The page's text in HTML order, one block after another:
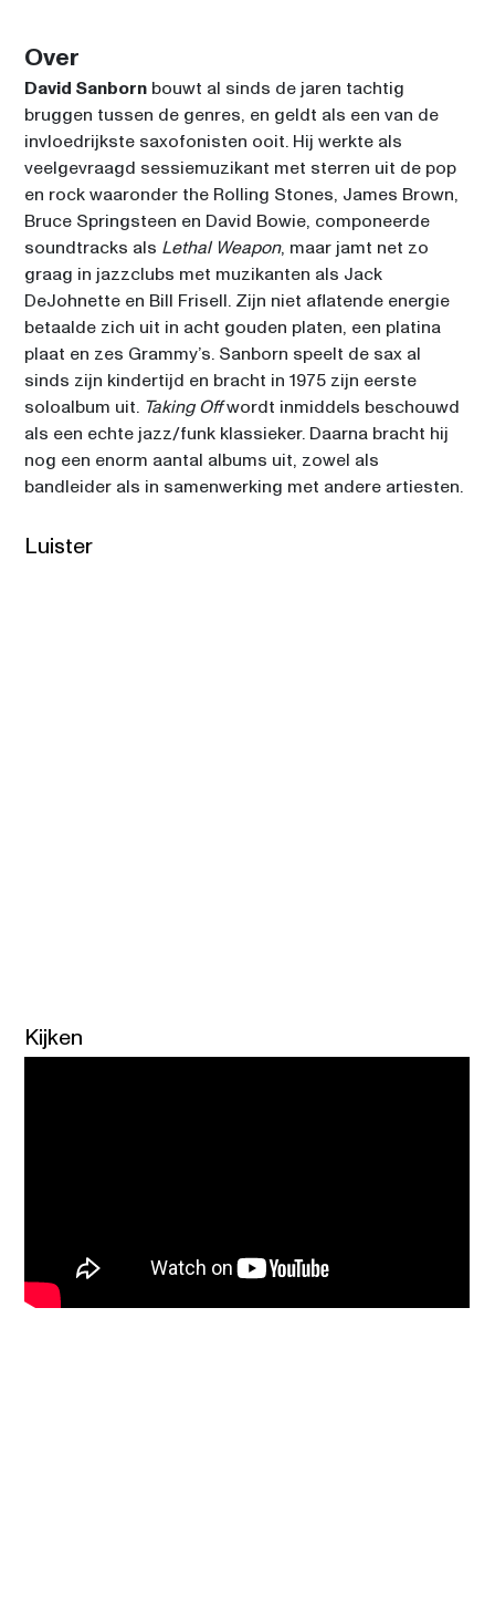
Over
David Sanborn bouwt al sinds de jaren tachtig
bruggen tussen de genres, en geldt als een van de
invloedrijkste saxofonisten ooit. Hij werkte als
veelgevraagd sessiemuzikant met sterren uit de pop
en rock waaronder the Rolling Stones, James Brown,
Bruce Springsteen en David Bowie, componeerde
soundtracks als Lethal Weapon, maar jamt net zo
graag in jazzclubs met muzikanten als Jack
DeJohnette en Bill Frisell. Zijn niet aflatende energie
betaalde zich uit in acht gouden platen, een platina
plaat en zes Grammy’s. Sanborn speelt de sax al
sinds zijn kindertijd en bracht in 1975 zijn eerste
soloalbum uit. Taking Off wordt inmiddels beschouwd
als een echte jazz/funk klassieker. Daarna bracht hij
nog een enorm aantal albums uit, zowel als
bandleider als in samenwerking met andere artiesten.
Luister
Kijken